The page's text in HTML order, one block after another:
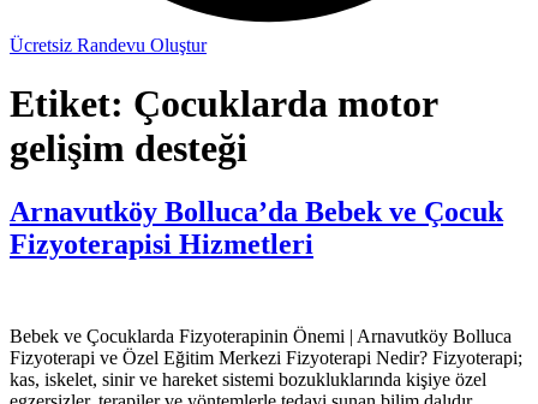
Ücretsiz Randevu Oluştur
Etiket: Çocuklarda motor
gelişim desteği
Arnavutköy Bolluca’da Bebek ve Çocuk
Fizyoterapisi Hizmetleri
Bebek ve Çocuklarda Fizyoterapinin Önemi | Arnavutköy Bolluca
Fizyoterapi ve Özel Eğitim Merkezi Fizyoterapi Nedir? Fizyoterapi;
kas, iskelet, sinir ve hareket sistemi bozukluklarında kişiye özel